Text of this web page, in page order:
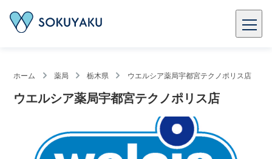
ホーム 薬局 栃木県 ウエルシア薬局宇都宮テクノポリス店
ウエルシア薬局宇都宮テクノポリス店